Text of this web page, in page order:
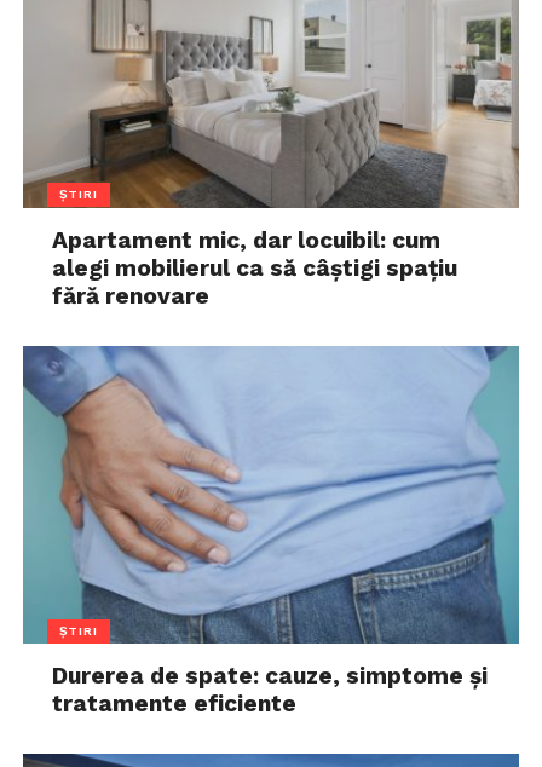
ȘTIRI
Apartament mic, dar locuibil: cum
alegi mobilierul ca să câștigi spațiu
fără renovare
ȘTIRI
Durerea de spate: cauze, simptome și
tratamente eficiente